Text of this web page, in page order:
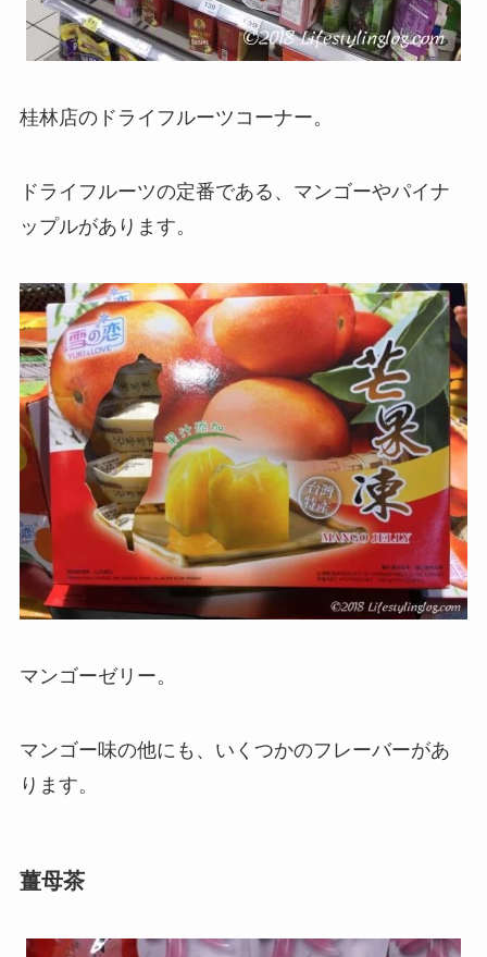
桂林店のドライフルーツコーナー。
ドライフルーツの定番である、マンゴーやパイナ
ップルがあります。
マンゴーゼリー。
マンゴー味の他にも、いくつかのフレーバーがあ
ります。
薑母茶